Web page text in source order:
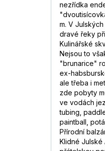
nezřídka
m. V
dravé řeky
Kulinářské
Nejsou to
"brunarice"
ex-
ale třeba i
zde pobyty
ve vodách
tubing,
paintball,
Přírodní
Klidné Julské